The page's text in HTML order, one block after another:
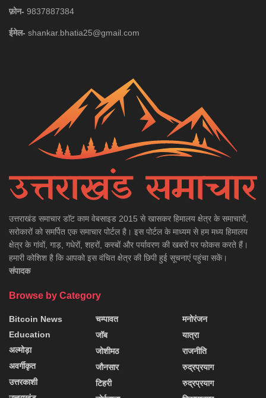
फ़ोन- 9837887384
ईमेल- shankar.bhatia25@gmail.com
उत्तराखंड समाचार डाॅट काम वेबसाइड 2015 से खासकर हिमालय क्षेत्र के समाचारों,
सरोकारों को समर्पित एक समाचार पोर्टल है। इस पोर्टल के माध्यम से हम मध्य हिमालय
क्षेत्र के गांवों, गाड़, गधेरों, शहरों, कस्बों और पर्यावरण की खबरों पर फोकस करते हैं।
हमारी कोशिश है कि आपको इस वंचित क्षेत्र की छिपी हुई सूचनाएं पहुंचा सकें।
संपादक
Browse by Category
Bitcoin News
Education
अल्मोड़ा
अवर्गीकृत
उत्तरकाशी
चम्पावत
जॉब
जोशीमठ
जौनसार
टिहरी
मनोरंजन
यात्रा
राजनीति
रुद्रप्रयाग
रुद्रप्रयाग